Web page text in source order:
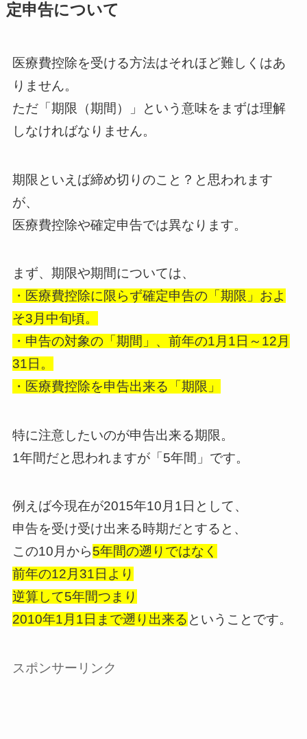
定申告について
医療費控除を受ける方法はそれほど難しくはあ
りません。
ただ「期限（期間）」という意味をまずは理解
しなければなりません。
期限といえば締め切りのこと？と思われます
が、
医療費控除や確定申告では異なります。
まず、期限や期間については、
・医療費控除に限らず確定申告の「期限」およ
そ3月中旬頃。
・申告の対象の「期間」、前年の1月1日～12月
31日。
・医療費控除を申告出来る「期限」
特に注意したいのが申告出来る期限。
1年間だと思われますが「5年間」です。
例えば今現在が2015年10月1日として、
申告を受け受け出来る時期だとすると、
この10月から5年間の遡りではなく
前年の12月31日より
逆算して5年間つまり
2010年1月1日まで遡り出来る ということです。
スポンサーリンク